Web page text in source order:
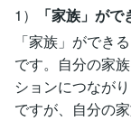
1）
「家族」がで
「家族」ができ
です。自分の家
ションにつなが
ですが、自分の